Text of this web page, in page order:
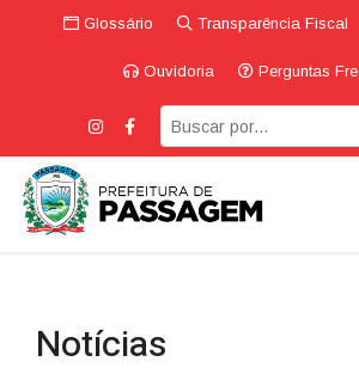
Glossário Transparência Fiscal
Ouvidoria Perguntas
Notícias